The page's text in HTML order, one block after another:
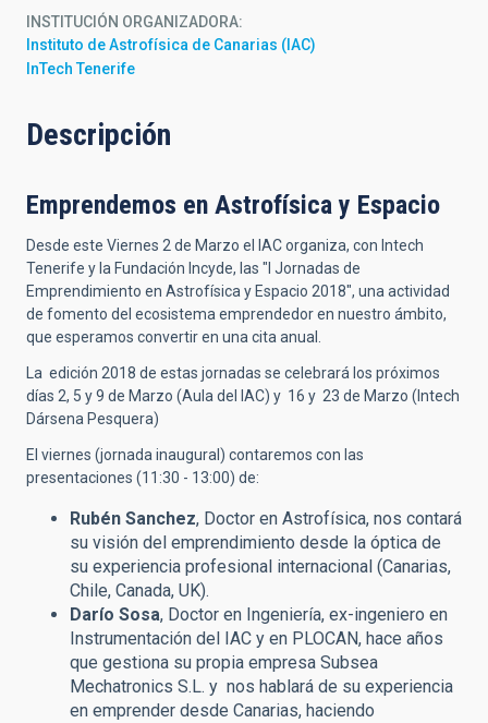
INSTITUCIÓN ORGANIZADORA
Instituto de Astrofísica de Canarias (IAC)
InTech Tenerife
Descripción
Emprendemos en Astrofísica y Espacio
Desde este Viernes 2 de Marzo el IAC organiza, con Intech
Tenerife y la Fundación Incyde, las "I Jornadas de
Emprendimiento en Astrofísica y Espacio 2018", una actividad
de fomento del ecosistema emprendedor en nuestro ámbito,
que esperamos convertir en una cita anual.
La edición 2018 de estas jornadas se celebrará los próximos
días 2, 5 y 9 de Marzo (Aula del IAC) y 16 y 23 de Marzo (Intech
Dársena Pesquera)
El viernes (jornada inaugural) contaremos con las
presentaciones (11:30 - 13:00) de:
Rubén Sanchez, Doctor en Astrofísica, nos contará
su visión del emprendimiento desde la óptica de
su experiencia profesional internacional (Canarias,
Chile, Canada, UK).
Darío Sosa, Doctor en Ingeniería, ex-ingeniero en
Instrumentación del IAC y en PLOCAN, hace años
que gestiona su propia empresa Subsea
Mechatronics S.L. y nos hablará de su experiencia
en emprender desde Canarias, haciendo